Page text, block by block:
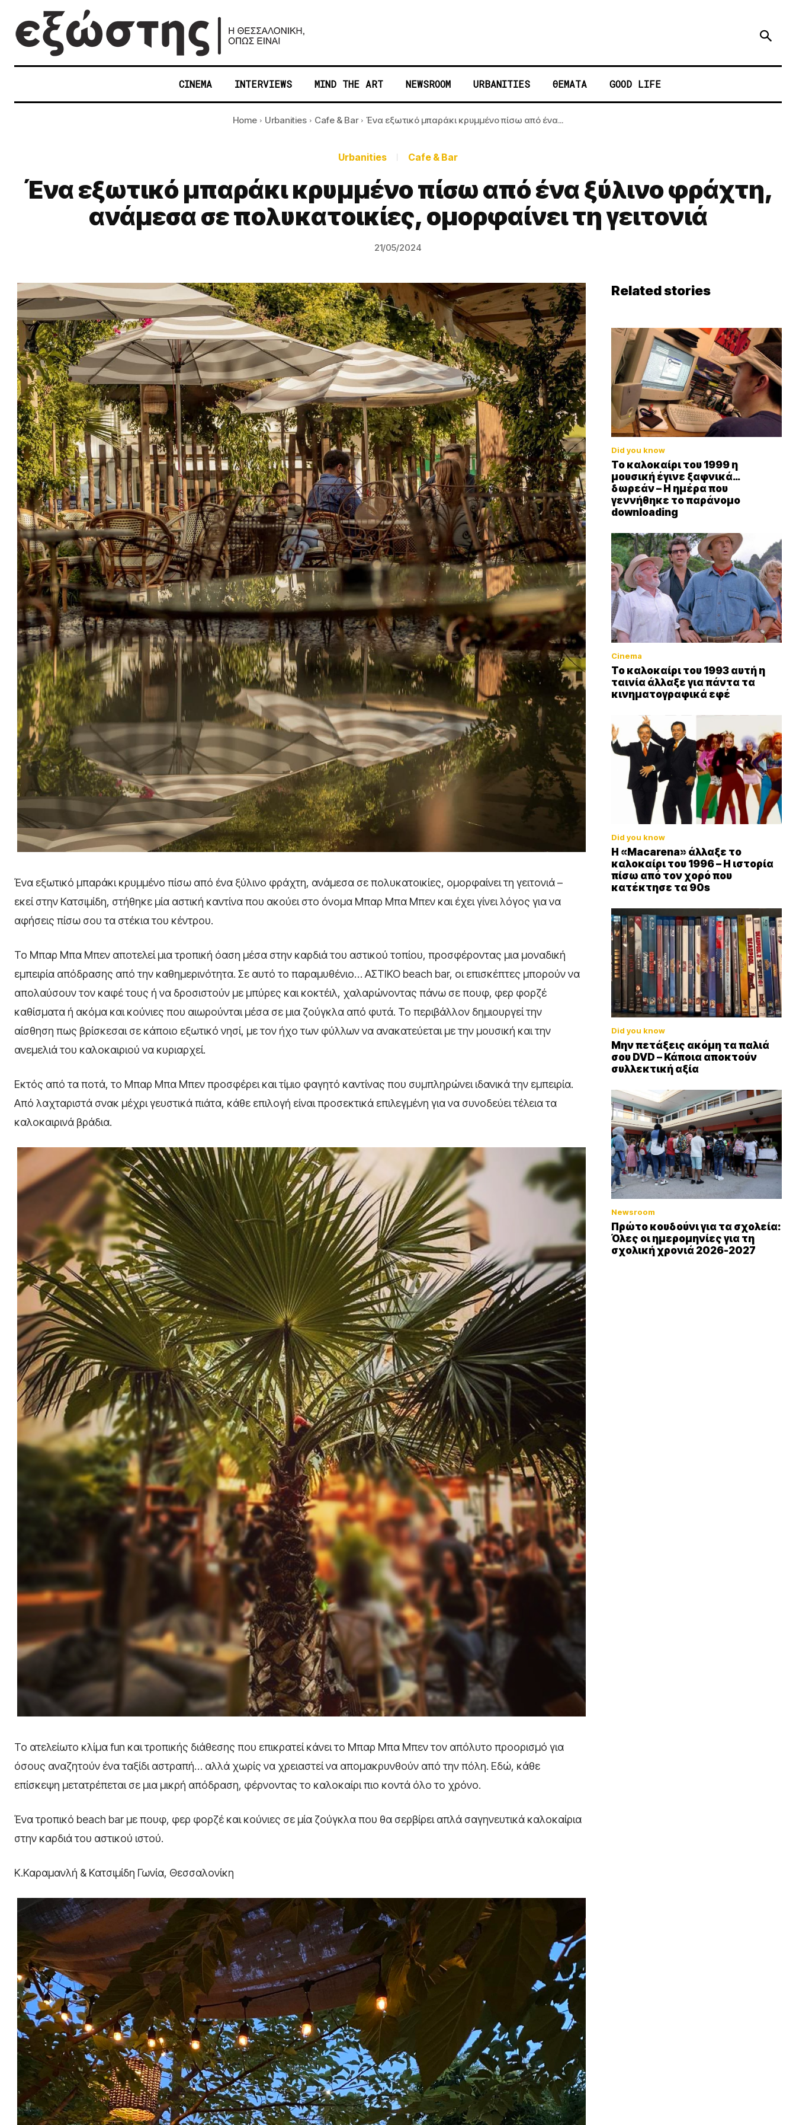
CINEMA INTERVIEWS MIND THE ART NEWSROOM URBANITIES ΘΕΜΑΤΑ GOOD LIFE
Home Urbanities Cafe & Bar Ένα εξωτικό μπαράκι κρυμμένο πίσω από ένα...
Urbanities Cafe & Bar
Ένα εξωτικό μπαράκι κρυμμένο πίσω από ένα ξύλινο φράχτη,
ανάμεσα σε πολυκατοικίες, ομορφαίνει τη γειτονιά
21/05/2024
Ένα εξωτικό μπαράκι κρυμμένο πίσω από ένα ξύλινο φράχτη, ανάμεσα σε πολυκατοικίες, ομορφαίνει τη γειτονιά –
εκεί στην Κατσιμίδη, στήθηκε μία αστική καντίνα που ακούει στο όνομα Μπαρ Μπα Μπεν και έχει γίνει λόγος για να
αφήσεις πίσω σου τα στέκια του κέντρου.
Το Μπαρ Μπα Μπεν αποτελεί μια τροπική όαση μέσα στην καρδιά του αστικού τοπίου, προσφέροντας μια μοναδική
εμπειρία απόδρασης από την καθημερινότητα. Σε αυτό το παραμυθένιο… ΑΣΤΙΚΟ beach bar, οι επισκέπτες μπορούν να
απολαύσουν τον καφέ τους ή να δροσιστούν με μπύρες και κοκτέιλ, χαλαρώνοντας πάνω σε πουφ, φερ φορζέ
καθίσματα ή ακόμα και κούνιες που αιωρούνται μέσα σε μια ζούγκλα από φυτά. Το περιβάλλον δημιουργεί την
αίσθηση πως βρίσκεσαι σε κάποιο εξωτικό νησί, με τον ήχο των φύλλων να ανακατεύεται με την μουσική και την
ανεμελιά του καλοκαιριού να κυριαρχεί.
Εκτός από τα ποτά, το Μπαρ Μπα Μπεν προσφέρει και τίμιο φαγητό καντίνας που συμπληρώνει ιδανικά την εμπειρία.
Από λαχταριστά σνακ μέχρι γευστικά πιάτα, κάθε επιλογή είναι προσεκτικά επιλεγμένη για να συνοδεύει τέλεια τα
καλοκαιρινά βράδια.
Το ατελείωτο κλίμα fun και τροπικής διάθεσης που επικρατεί κάνει το Μπαρ Μπα Μπεν τον απόλυτο προορισμό για
όσους αναζητούν ένα ταξίδι αστραπή… αλλά χωρίς να χρειαστεί να απομακρυνθούν από την πόλη. Εδώ, κάθε
επίσκεψη μετατρέπεται σε μια μικρή απόδραση, φέρνοντας το καλοκαίρι πιο κοντά όλο το χρόνο.
Ένα τροπικό beach bar με πουφ, φερ φορζέ και κούνιες σε μία ζούγκλα που θα σερβίρει απλά σαγηνευτικά καλοκαίρια
στην καρδιά του αστικού ιστού.
Κ.Καραμανλή & Κατσιμίδη Γωνία, Θεσσαλονίκη
Related stories
Did you know
Το καλοκαίρι του 1999 η
μουσική έγινε ξαφνικά…
δωρεάν – Η ημέρα που
γεννήθηκε το παράνομο
downloading
Cinema
Το καλοκαίρι του 1993 αυτή η
ταινία άλλαξε για πάντα τα
κινηματογραφικά εφέ
Did you know
Η «Macarena» άλλαξε το
καλοκαίρι του 1996 – Η ιστορία
πίσω από τον χορό που
κατέκτησε τα 90s
Did you know
Μην πετάξεις ακόμη τα παλιά
σου DVD – Κάποια αποκτούν
συλλεκτική αξία
Newsroom
Πρώτο κουδούνι για τα σχολεία:
Όλες οι ημερομηνίες για τη
σχολική χρονιά 2026-2027